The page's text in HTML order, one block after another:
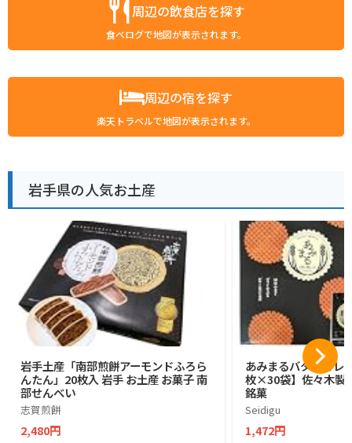
周辺の飲食店を探す
食べログで地図が表示されます。
周辺の宿を探す
楽天トラベルで地図が表示されます。
岩手県の人気お土産
岩手土産「南部煎餅アーモンドふろら
んたん」20枚入 岩手 お土産 お菓子 南
部せんべい
志賀煎餅
2,480円
あみまるバターガレ
枚×30袋】佐々木製
銘菓
Seidigu
1,472円